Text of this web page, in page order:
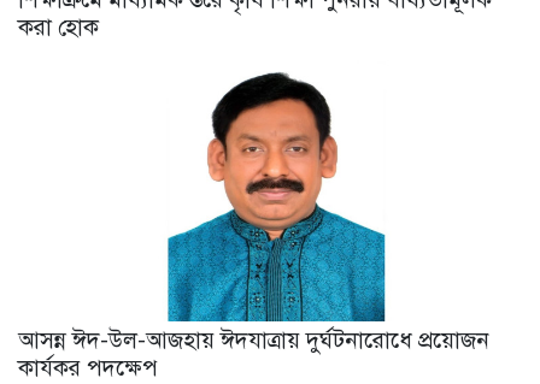
করা হোক
আসন্ন ঈদ-উল-আজহায় ঈদযাত্রায় দুর্ঘটনারোধে প্রয়োজন
কার্যকর পদক্ষেপ